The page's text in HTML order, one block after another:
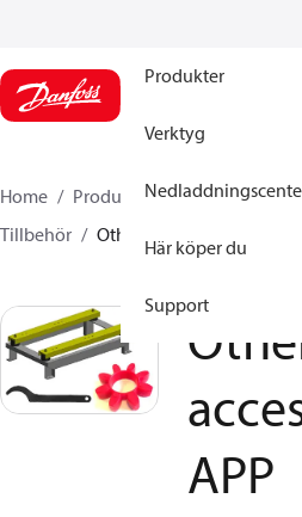
Produkter
Verktyg
Här köper du
Support
Home Produkter
Tillbehör
Other accessories for APP
APP